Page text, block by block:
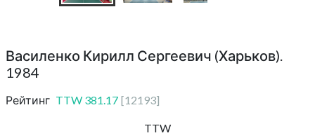
Василенко Кирилл Сергеевич (Харьков).
1984
Рейтинг TTW 381.17 [12193]
TTW